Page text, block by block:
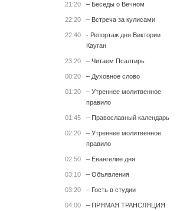
21:20 – Беседы о Вечном
22:20 – Встреча за кулисами
22:40
- Репортаж дня Виктории
Кауган
23:20 – Читаем Псалтирь
00:20 – Духовное слово
01:20
– Утреннее молитвенное
правило
01:45 – Православный календарь
02:20
– Утреннее молитвенное
правило
02:50 – Евангелие дня
03:10 – Объявления
03:20 – Гость в студии
04:00
– ПРЯМАЯ ТРАНСЛЯЦИЯ